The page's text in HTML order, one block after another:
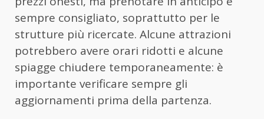
sempre consigliato, soprattutto per le
strutture più ricercate. Alcune attrazioni
potrebbero avere orari ridotti e alcune
spiagge chiudere temporaneamente: è
importante verificare sempre gli
aggiornamenti prima della partenza.